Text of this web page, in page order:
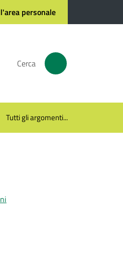
personale
Cerca
Tutti gli argomenti...